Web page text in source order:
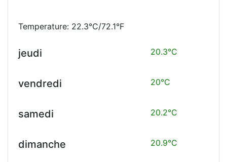
Temperature: 22.3°C/72.1°F
jeudi 20.3°C
vendredi 20°C
samedi 20.2°C
dimanche 20.9°C